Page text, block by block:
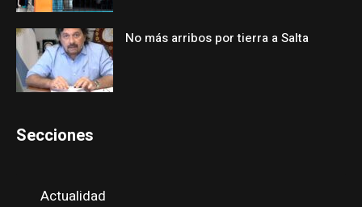
No más arribos por tierra a Salta
Secciones
Actualidad